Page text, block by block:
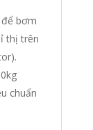
bơm
thị trên
chuẩn